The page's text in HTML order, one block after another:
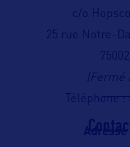
c/o
25 rue Notre-
(Fermé
Téléphone :
Adresse